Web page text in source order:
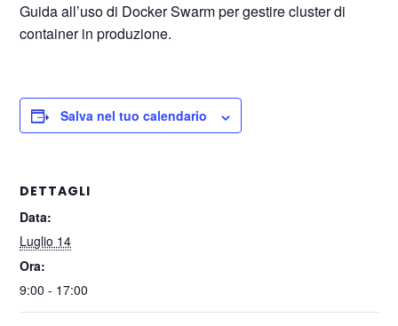
Guida all’uso di Docker Swarm per gestire cluster di
container in produzione.
Salva nel tuo calendario
DETTAGLI
Data:
Luglio 14
Ora:
9:00 - 17:00